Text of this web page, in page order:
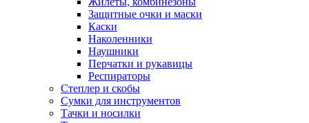
Защитные очки и маски
Каски
Наколенники
Наушники
Перчатки и рукавицы
Респираторы
Степлер и скобы
Сумки для инструментов
Тачки и носилки